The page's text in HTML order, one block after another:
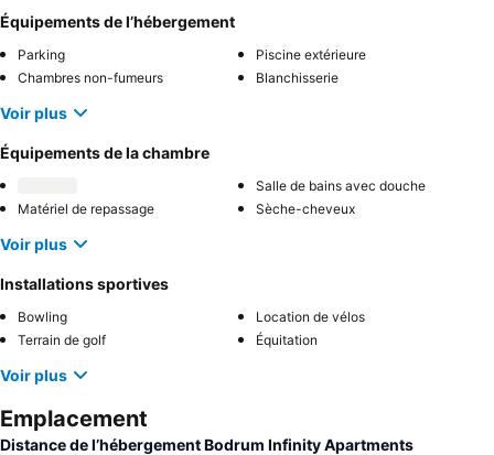
Équipements de l’hébergement
Parking
Piscine extérieure
Chambres non-fumeurs
Blanchisserie
Voir plus
Équipements de la chambre
Salle de bains avec douche
Matériel de repassage
Sèche-cheveux
Voir plus
Installations sportives
Bowling
Location de vélos
Terrain de golf
Équitation
Voir plus
Emplacement
Distance de l’hébergement Bodrum Infinity Apartments